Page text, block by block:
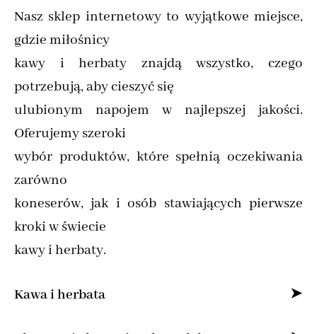
Nasz sklep internetowy to wyjątkowe miejsce,
gdzie miłośnicy
kawy i herbaty znajdą wszystko, czego
potrzebują, aby cieszyć się
ulubionym napojem w najlepszej jakości.
Oferujemy szeroki
wybór produktów, które spełnią oczekiwania
zarówno
koneserów, jak i osób stawiających pierwsze
kroki w świecie
kawy i herbaty.
Kawa i herbata